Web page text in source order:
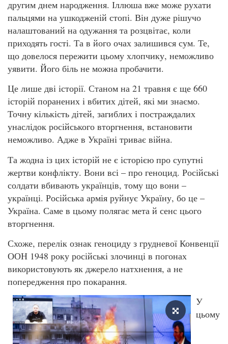
другим днем народження. Іллюша вже може рухати
пальцями на ушкодженій стопі. Він дуже рішучо
налаштований на одужання та розцвітає, коли
приходять гості. Та в його очах залишився сум. Те,
що довелося пережити цьому хлопчику, неможливо
уявити. Його біль не можна пробачити.
Це лише дві історії. Станом на 21 травня є ще 660
історій поранених і вбитих дітей, які ми знаємо.
Точну кількість дітей, загиблих і постраждалих
унаслідок російського вторгнення, встановити
неможливо. Адже в Україні триває війна.
Та жодна із цих історій не є історією про супутні
жертви конфлікту. Вони всі – про геноцид. Російські
солдати вбивають українців, тому що вони –
українці. Російська армія руйнує Україну, бо це –
Україна. Саме в цьому полягає мета й сенс цього
вторгнення.
Схоже, перелік ознак геноциду з грудневої Конвенції
ООН 1948 року російські злочинці в погонах
використовують як джерело натхнення, а не
попередження про покарання.
У
цьому